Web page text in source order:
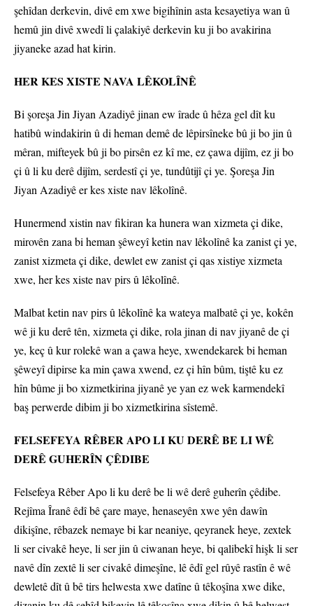
şehîdan derkevin, divê em xwe bigihînin asta kesayetiya wan û
hemû jin divê xwedî li çalakiyê derkevin ku ji bo avakirina
jiyaneke azad hat kirin.
HER KES XISTE NAVA LÊKOLÎNÊ
Bi şoreşa Jin Jiyan Azadiyê jinan ew îrade û hêza gel dît ku
hatibû windakirin û di heman demê de lêpirsîneke bû ji bo jin û
mêran, mifteyek bû ji bo pirsên ez kî me, ez çawa dijîm, ez ji bo
çi û li ku derê dijîm, serdestî çi ye, tundûtijî çi ye. Şoreşa Jin
Jiyan Azadiyê er kes xiste nav lêkolînê.
Hunermend xistin nav fikiran ka hunera wan xizmeta çi dike,
mirovên zana bi heman şêweyî ketin nav lêkolînê ka zanist çi ye,
zanist xizmeta çi dike, dewlet ew zanist çi qas xistiye xizmeta
xwe, her kes xiste nav pirs û lêkolînê.
Malbat ketin nav pirs û lêkolînê ka wateya malbatê çi ye, kokên
wê ji ku derê tên, xizmeta çi dike, rola jinan di nav jiyanê de çi
ye, keç û kur rolekê wan a çawa heye, xwendekarek bi heman
şêweyî dipirse ka min çawa xwend, ez çi hîn bûm, tiştê ku ez
hîn bûme ji bo xizmetkirina jiyanê ye yan ez wek karmendekî
baş perwerde dibim ji bo xizmetkirina sîstemê.
FELSEFEYA RÊBER APO LI KU DERÊ BE LI WÊ
DERÊ GUHERÎN ÇÊDIBE
Felsefeya Rêber Apo li ku derê be li wê derê guherîn çêdibe.
Rejîma Îranê êdî bê çare maye, henaseyên xwe yên dawîn
dikişîne, rêbazek nemaye bi kar neaniye, qeyranek heye, zextek
li ser civakê heye, li ser jin û ciwanan heye, bi qalibekî hişk li ser
navê dîn zextê li ser civakê dimeşîne, lê êdî gel rûyê rastîn ê wê
dewletê dît û bê tirs helwesta xwe datîne û têkoşîna xwe dike,